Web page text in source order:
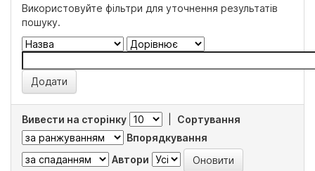
Використовуйте фільтри для уточнення результатів
пошуку.
Вивести на сторінку
Сортування
Впорядкування
Автори